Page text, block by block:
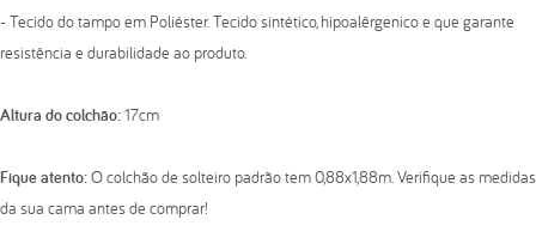
- Tecido do tampo em Poliéster. Tecido sintético, hipoalêrgenico e que garante
resistência e durabilidade ao produto.
Altura do colchão:17cm
Fique atento:O colchão de solteiro padrão tem 0,88x1,88m. Verifique as medidas
da sua cama antes de comprar!